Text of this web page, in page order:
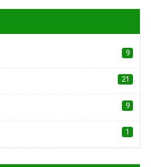
9
21
9
1